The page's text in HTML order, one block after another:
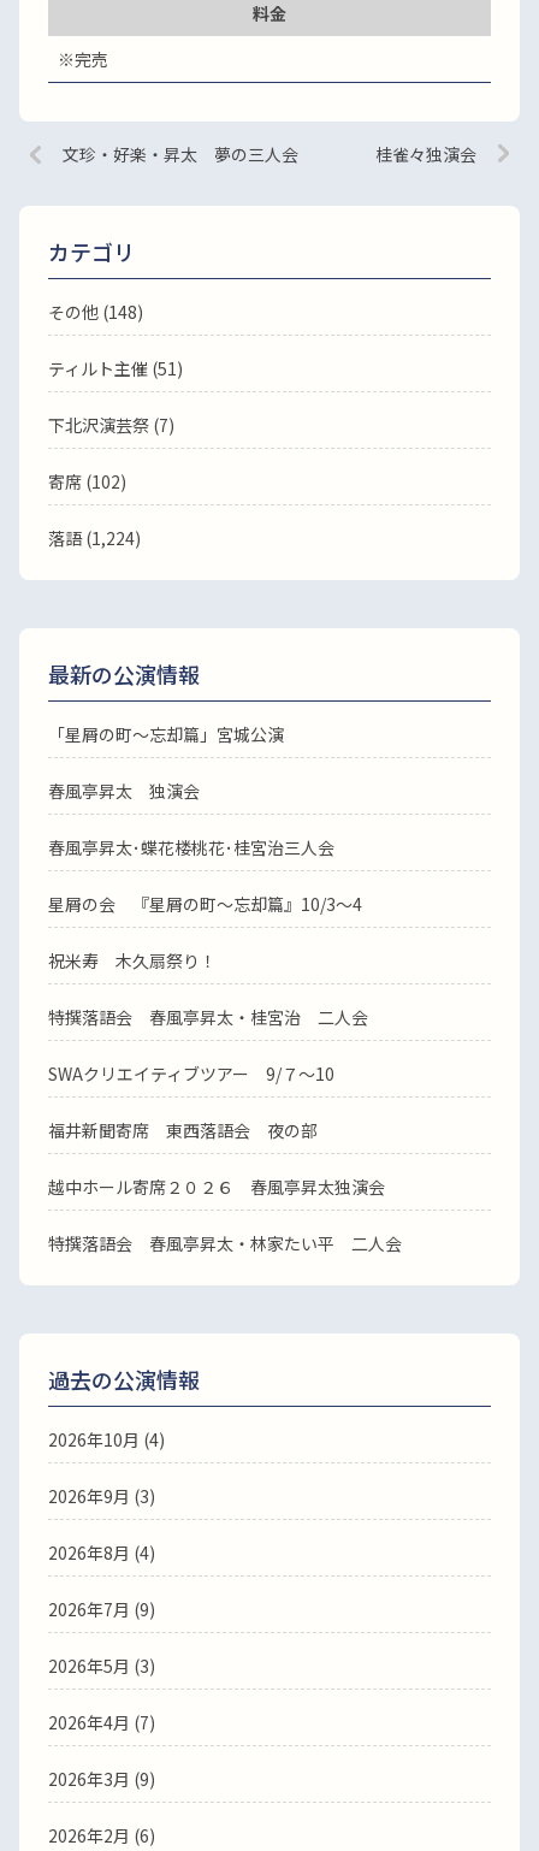
料金
※完売
文珍・好楽・昇太 夢の三人会 桂雀々独演会
カテゴリ
その他 (148)
ティルト主催 (51)
下北沢演芸祭 (7)
寄席 (102)
落語(1,224)
最新の公演情報
「星屑の町～忘却篇」宮城公演
春風亭昇太 独演会
春風亭昇太･蝶花楼桃花･桂宮治三人会
星屑の会 『星屑の町～忘却篇』10/3～4
祝米寿 木久扇祭り！
特撰落語会 春風亭昇太・桂宮治 二人会
SWAクリエイティブツアー 9/７～10
福井新聞寄席 東西落語会 夜の部
越中ホール寄席２０２６ 春風亭昇太独演会
特撰落語会 春風亭昇太・林家たい平 二人会
過去の公演情報
2026年10月 (4)
2026年9月 (3)
2026年8月 (4)
2026年7月 (9)
2026年5月 (3)
2026年4月 (7)
2026年3月 (9)
2026年2月 (6)